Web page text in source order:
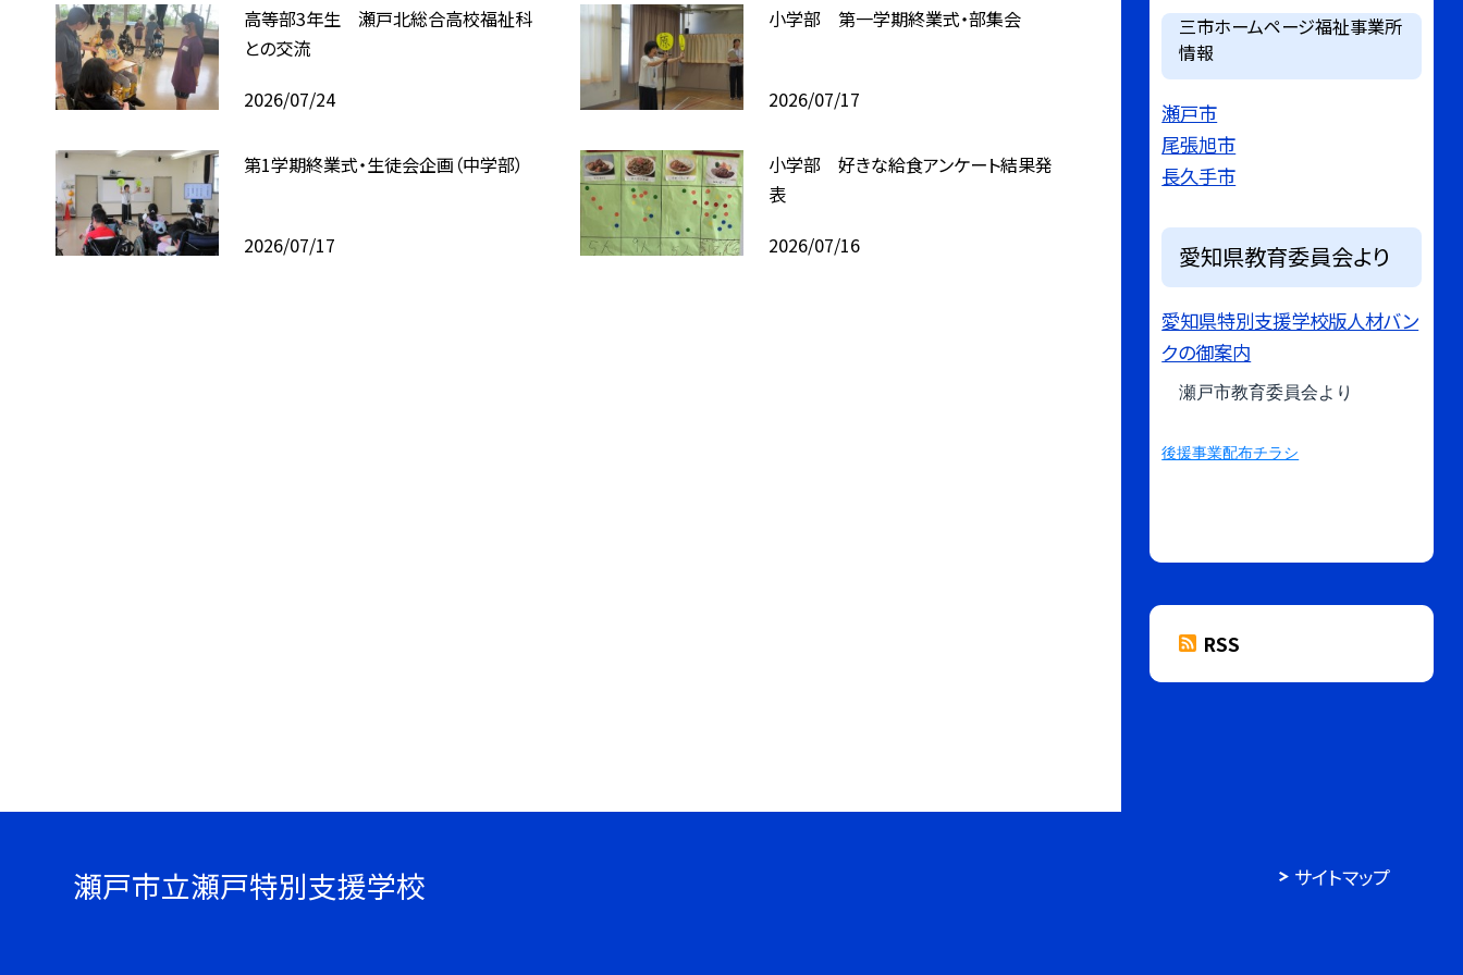
高等部3年生 瀬戸北総合高校福祉科
との交流
2026/07/24
小学部 第一学期終業式・部集会
2026/07/17
第1学期終業式・生徒会企画（中学部）
2026/07/17
小学部 好きな給食アンケート結果発
表
2026/07/16
三市ホームページ福祉事業所
情報
瀬戸市
尾張旭市
長久手市
愛知県教育委員会より
愛知県特別支援学校版人材バン
クの御案内
瀬戸市教育委員会より
後援事業配布チラシ
RSS
瀬戸市立瀬戸特別支援学校 サイトマップ